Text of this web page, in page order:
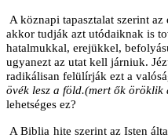
A köznapi tapasztalat szerint
akkor tudják azt utódaiknak is
hatalmukkal, erejükkel,
ugyanezt az utat kell járniuk.
radikálisan felülírják ezt a
övék lesz a föld.(mert ők öröklik
lehetséges ez?
A Biblia hite szerint az Isten